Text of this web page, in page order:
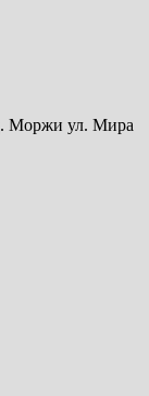
Моржи ул. Мира